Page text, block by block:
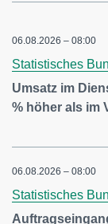
06.08.2026 – 08:00
Statistisches
Umsatz im
% höher als im
06.08.2026 – 08:00
Statistisches